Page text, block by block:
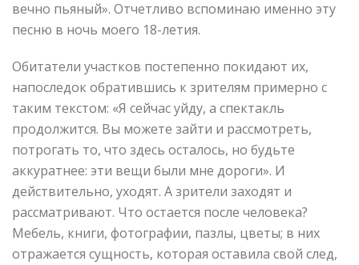
вечно пьяный». Отчетливо вспоминаю именно эту
песню в ночь моего 18-летия.
Обитатели участков постепенно покидают их,
напоследок обратившись к зрителям примерно с
таким текстом: «Я сейчас уйду, а спектакль
продолжится. Вы можете зайти и рассмотреть,
потрогать то, что здесь осталось, но будьте
аккуратнее: эти вещи были мне дороги». И
действительно, уходят. А зрители заходят и
рассматривают. Что остается после человека?
Мебель, книги, фотографии, пазлы, цветы; в них
отражается сущность, которая оставила свой след,